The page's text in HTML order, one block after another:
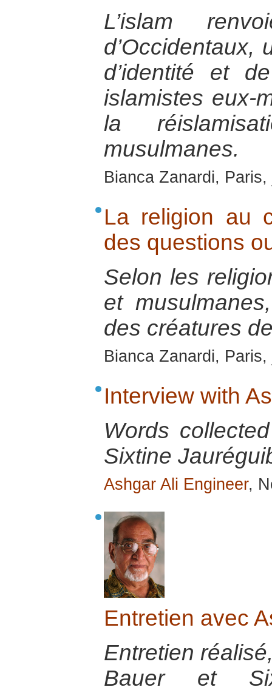
L’islam
d’Occidentaux,
d’identité et
islamistes eux-
la
musulmanes.
Bianca Zanardi,
La religion au
des questions
Selon les
et
des créatures
Bianca Zanardi,
Interview with
Words
Sixtine
Ashgar Ali Engineer,
Entretien avec
Entretien
Bauer et